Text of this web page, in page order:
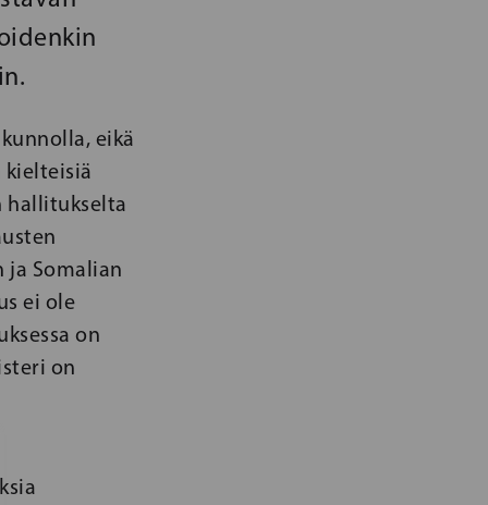
eikä
kielteisiä
hallitukselta
ja Somalian
ei ole
on
on